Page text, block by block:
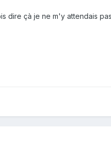
dire çà je ne m'y attendais